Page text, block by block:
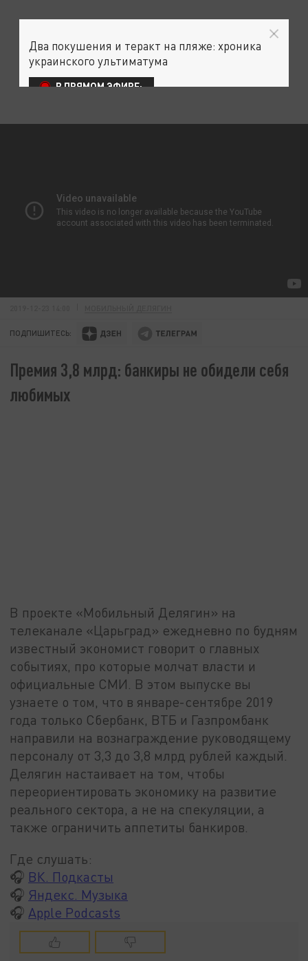
ПОДПИШИТЕСЬ:
Премия 3,8 млрд: банкиры не обидели себя
любимых
В проекте «Мобильный Делягин» на
телеканале «Царьград» ежедневно по будням
известный экономист говорит о главных
событиях, про которые молчат власти и
официальные СМИ. В этом выпуске вы
узнаете о том, что в январе-сентябре 2019
года только Сбербанк, ВТБ и Газпромбанк
направили на вознаграждение руководящему
персоналу от 3,3 до 3,8 млрд рублей каждый.
Делягин настаивает на том, чтобы
переориентировать экономику на развитие
реального сектора, а не на спекуляции, а
также ограничить аппетиты банкиров.
Где слушать:
🎧 ВК. Подкасты
🎧 Яндекс. Музыка
🎧 Apple Podcasts
Два покушения и теракт на пляже: хроника
украинского ультиматума
В ПРЯМОМ ЭФИРЕ: